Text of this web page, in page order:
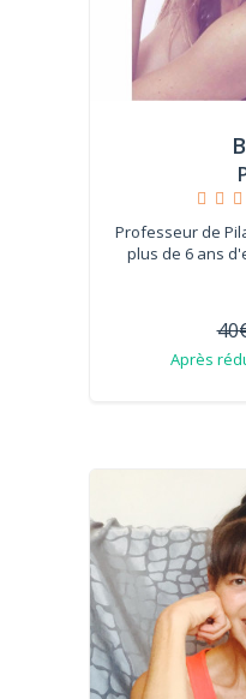
Professeur de
plus de 6 ans
Après